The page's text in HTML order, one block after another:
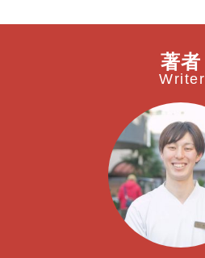
著者
Writer